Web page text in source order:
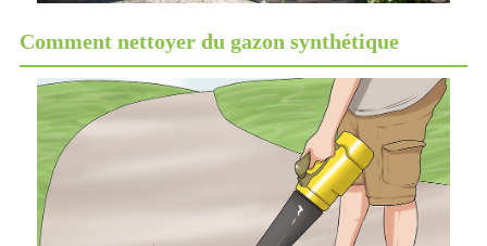
Comment nettoyer du gazon synthétique